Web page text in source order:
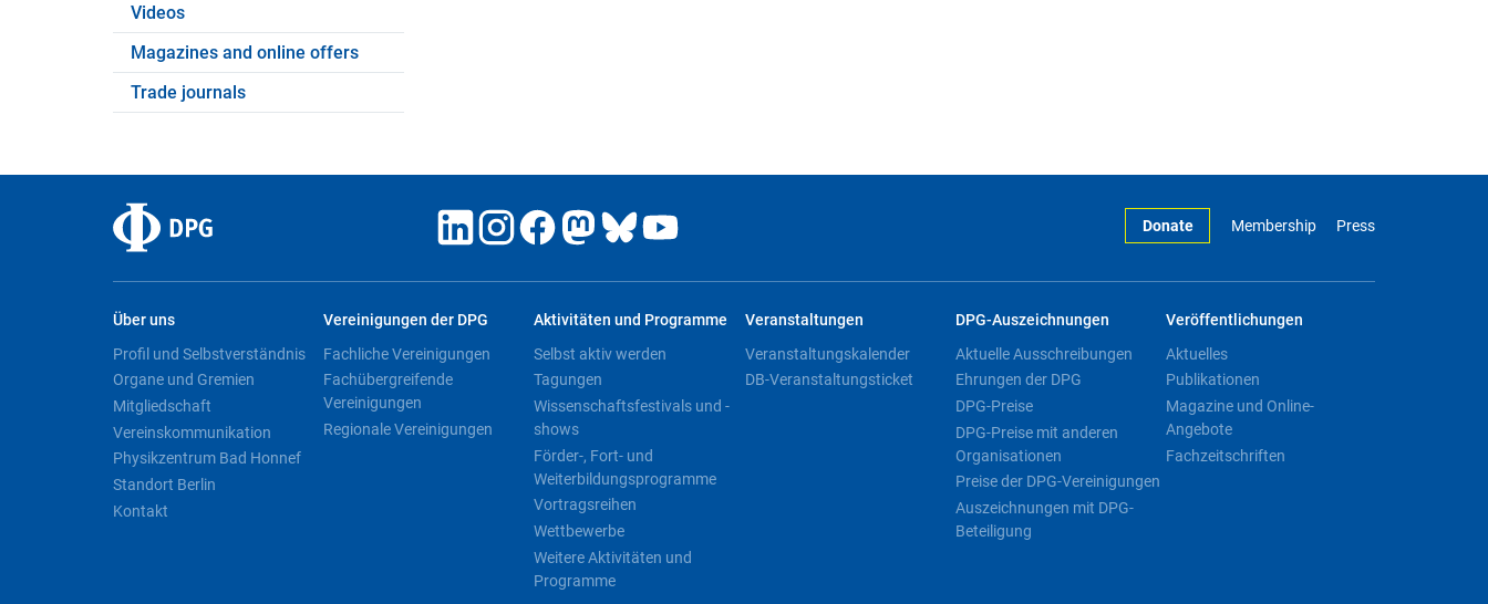
Videos
Magazines and online offers
Trade journals
Donate Membership Press
Über uns
Profil und Selbstverständnis
Organe und Gremien
Mitgliedschaft
Vereinskommunikation
Physikzentrum Bad Honnef
Standort Berlin
Kontakt
Vereinigungen der DPG
Fachliche Vereinigungen
Fachübergreifende
Vereinigungen
Regionale Vereinigungen
Aktivitäten und Programme
Selbst aktiv werden
Tagungen
Wissenschaftsfestivals und -
shows
Förder-, Fort- und
Weiterbildungsprogramme
Vortragsreihen
Wettbewerbe
Weitere Aktivitäten und
Programme
Veranstaltungen
Veranstaltungskalender
DB-Veranstaltungsticket
DPG-Auszeichnungen
Aktuelle Ausschreibungen
Ehrungen der DPG
DPG-Preise
DPG-Preise mit anderen
Organisationen
Preise der DPG-Vereinigungen
Auszeichnungen mit DPG-
Beteiligung
Veröffentlichungen
Aktuelles
Publikationen
Magazine und Online-
Angebote
Fachzeitschriften